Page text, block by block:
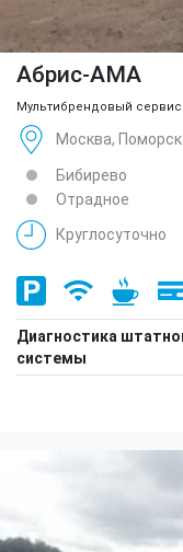
Абрис-АМА
Мультибрендовый сервис
Москва,
Бибирево
Отрадное
Круглосуточно
Диагностика
системы